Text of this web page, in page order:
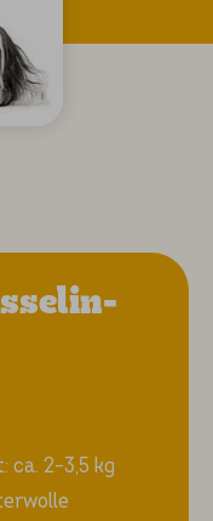
ca. 2–3,5 kg